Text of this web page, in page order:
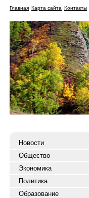
Главная Карта сайта Контакты
Новости
Общество
Экономика
Политика
Образование